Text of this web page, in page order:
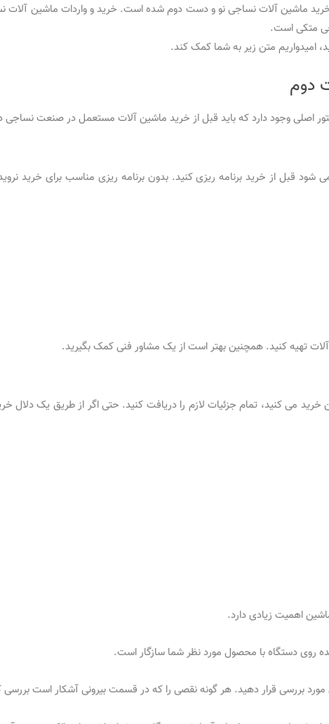
ماشین آلات نساجی نو و دست دوم شده است. خرید و واردات ماشین آلات
متکی است.
امیدواریم متن زیر به شما کمک کند.
دوم
اصلی وجود دارد که باید قبل از خرید ماشین آلات مستعمل در صنعت نساجی
شود قبل از خرید برنامه ریزی کنید. بدون برنامه ریزی مناسب برای خرید
تهیه کنید. همچنین بهتر است از یک مشاور فنی کمک بگیرید.
خرید می کنید، تمام جزئیات لازم را دریافت کنید. حتی اگر از طریق یک دلال
اهمیت زیادی دارد.